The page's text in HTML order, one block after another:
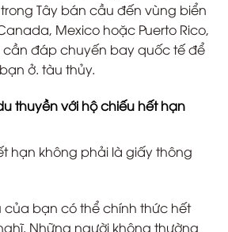
Tây bán cầu đến vùng biển
Mexico hoặc Puerto Rico,
cần đáp chuyến bay quốc tế để
ở. tàu thủy.
thuyền với hộ chiếu hết hạn
hạn không phải là giấy thông
của bạn có thể chính thức hết
Những người không thường